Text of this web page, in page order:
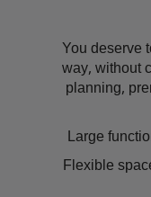
You deserve
way, without
planning,
Large
Flexible